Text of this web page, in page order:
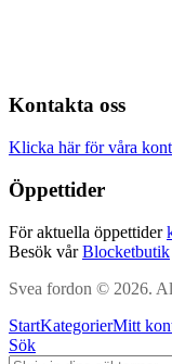
Kontakta oss
Klicka här för våra
Öppettider
För aktuella öppettider
Besök vårBlocketbutik
Svea fordon © 2026.
StartKategorierMitt
Sök